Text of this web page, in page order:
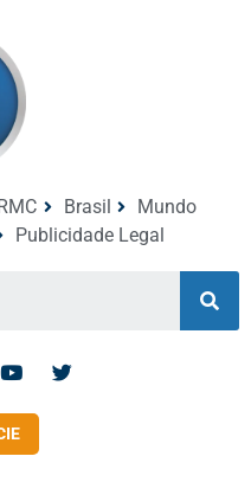
Brasil
Mundo
Publicidade Legal